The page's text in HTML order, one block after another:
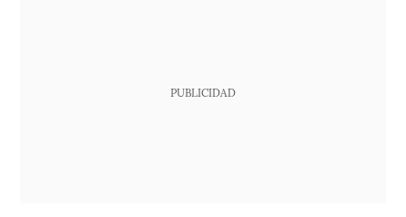
PUBLICIDAD